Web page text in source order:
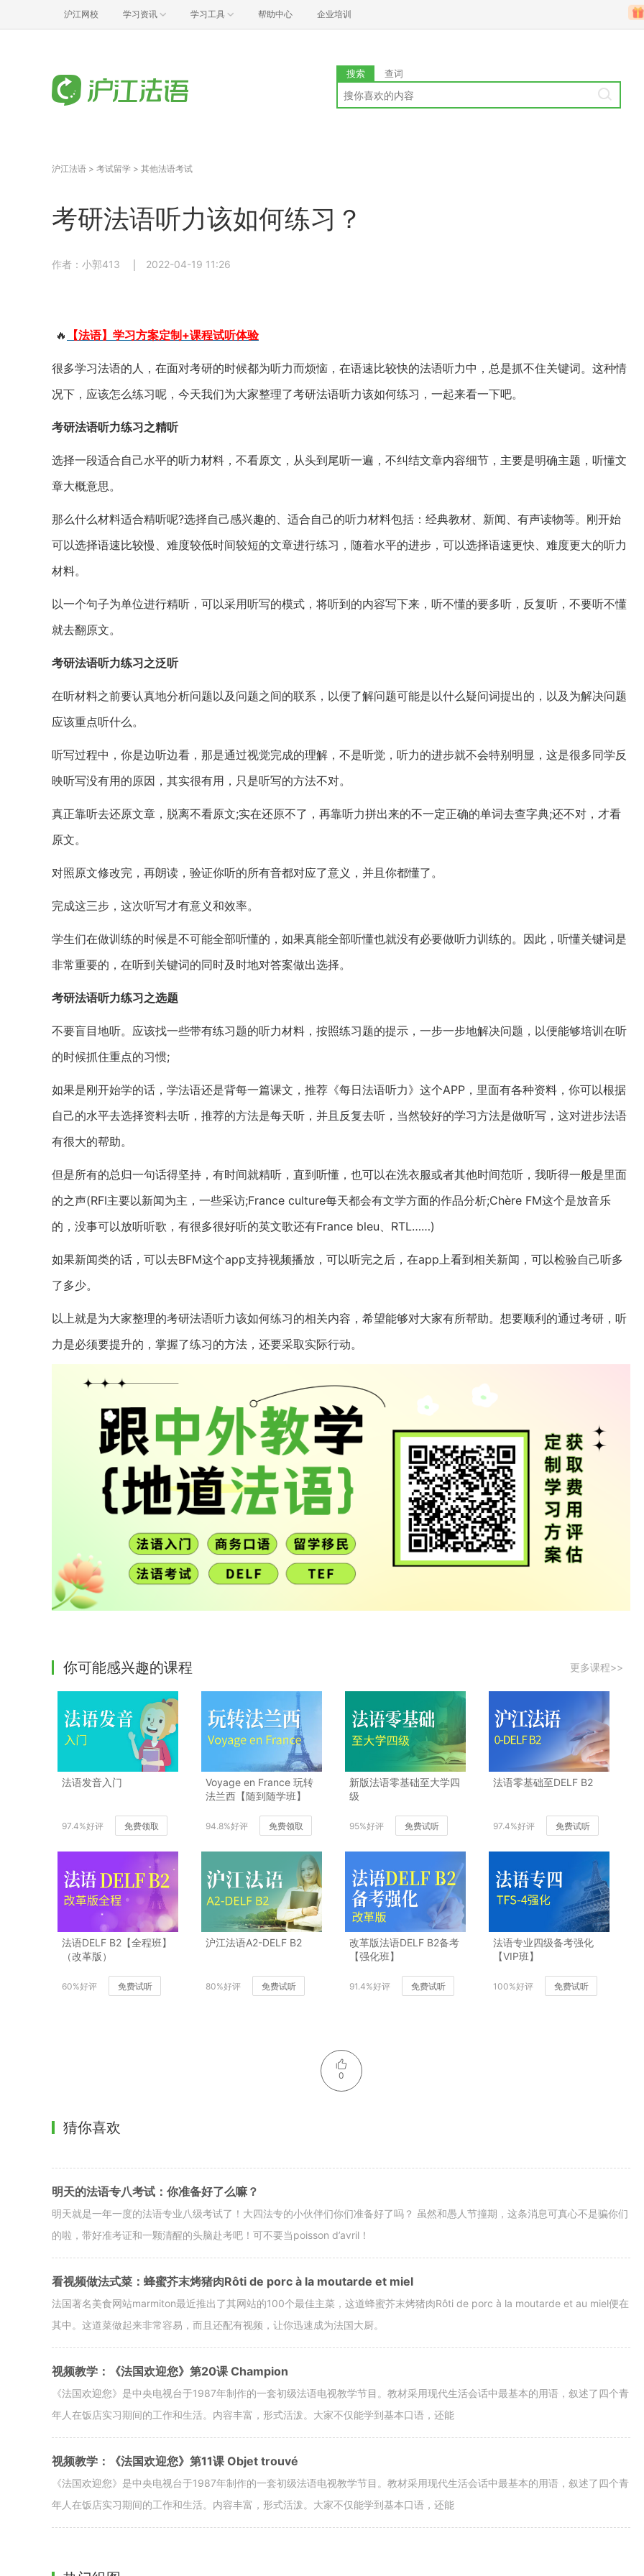
沪江网校 学习资讯 学习工具 帮助中心 企业培训
搜索 查词
沪江法语 > 考试留学 > 其他法语考试
考研法语听力该如何练习？
作者：小郭413 2022-04-19 11:26
🔥 【法语】学习方案定制+课程试听体验
很多学习法语的人，在面对考研的时候都为听力而烦恼，在语速比较快的法语听力中，总是抓不住关键词。这种情
况下，应该怎么练习呢，今天我们为大家整理了考研法语听力该如何练习，一起来看一下吧。
考研法语听力练习之精听
选择一段适合自己水平的听力材料，不看原文，从头到尾听一遍，不纠结文章内容细节，主要是明确主题，听懂文
章大概意思。
那么什么材料适合精听呢?选择自己感兴趣的、适合自己的听力材料包括：经典教材、新闻、有声读物等。刚开始
可以选择语速比较慢、难度较低时间较短的文章进行练习，随着水平的进步，可以选择语速更快、难度更大的听力
材料。
以一个句子为单位进行精听，可以采用听写的模式，将听到的内容写下来，听不懂的要多听，反复听，不要听不懂
就去翻原文。
考研法语听力练习之泛听
在听材料之前要认真地分析问题以及问题之间的联系，以便了解问题可能是以什么疑问词提出的，以及为解决问题
应该重点听什么。
听写过程中，你是边听边看，那是通过视觉完成的理解，不是听觉，听力的进步就不会特别明显，这是很多同学反
映听写没有用的原因，其实很有用，只是听写的方法不对。
真正靠听去还原文章，脱离不看原文;实在还原不了，再靠听力拼出来的不一定正确的单词去查字典;还不对，才看
原文。
对照原文修改完，再朗读，验证你听的所有音都对应了意义，并且你都懂了。
完成这三步，这次听写才有意义和效率。
学生们在做训练的时候是不可能全部听懂的，如果真能全部听懂也就没有必要做听力训练的。因此，听懂关键词是
非常重要的，在听到关键词的同时及时地对答案做出选择。
考研法语听力练习之选题
不要盲目地听。应该找一些带有练习题的听力材料，按照练习题的提示，一步一步地解决问题，以便能够培训在听
的时候抓住重点的习惯;
如果是刚开始学的话，学法语还是背每一篇课文，推荐《每日法语听力》这个APP，里面有各种资料，你可以根据
自己的水平去选择资料去听，推荐的方法是每天听，并且反复去听，当然较好的学习方法是做听写，这对进步法语
有很大的帮助。
但是所有的总归一句话得坚持，有时间就精听，直到听懂，也可以在洗衣服或者其他时间范听，我听得一般是里面
的之声(RFI主要以新闻为主，一些采访;France culture每天都会有文学方面的作品分析;Chère FM这个是放音乐
的，没事可以放听听歌，有很多很好听的英文歌还有France bleu、RTL……)
如果新闻类的话，可以去BFM这个app支持视频播放，可以听完之后，在app上看到相关新闻，可以检验自己听多
了多少。
以上就是为大家整理的考研法语听力该如何练习的相关内容，希望能够对大家有所帮助。想要顺利的通过考研，听
力是必须要提升的，掌握了练习的方法，还要采取实际行动。
你可能感兴趣的课程 更多课程>>
法语发音入门
97.4%好评 免费领取
Voyage en France 玩转
法兰西【随到随学班】
94.8%好评 免费领取
新版法语零基础至大学四
级
95%好评 免费试听
法语零基础至DELF B2
97.4%好评 免费试听
法语DELF B2【全程班】
（改革版）
60%好评 免费试听
沪江法语A2-DELF B2
80%好评 免费试听
改革版法语DELF B2备考
【强化班】
91.4%好评 免费试听
法语专业四级备考强化
【VIP班】
100%好评 免费试听
0
猜你喜欢
明天的法语专八考试：你准备好了么嘛？
明天就是一年一度的法语专业八级考试了！大四法专的小伙伴们你们准备好了吗？ 虽然和愚人节撞期，这条消息可真心不是骗你们
的啦，带好准考证和一颗清醒的头脑赴考吧！可不要当poisson d’avril！
看视频做法式菜：蜂蜜芥末烤猪肉Rôti de porc à la moutarde et miel
法国著名美食网站marmiton最近推出了其网站的100个最佳主菜，这道蜂蜜芥末烤猪肉Rôti de porc à la moutarde et au miel便在
其中。这道菜做起来非常容易，而且还配有视频，让你迅速成为法国大厨。
视频教学：《法国欢迎您》第20课 Champion
《法国欢迎您》是中央电视台于1987年制作的一套初级法语电视教学节目。教材采用现代生活会话中最基本的用语，叙述了四个青
年人在饭店实习期间的工作和生活。内容丰富，形式活泼。大家不仅能学到基本口语，还能
视频教学：《法国欢迎您》第11课 Objet trouvé
《法国欢迎您》是中央电视台于1987年制作的一套初级法语电视教学节目。教材采用现代生活会话中最基本的用语，叙述了四个青
年人在饭店实习期间的工作和生活。内容丰富，形式活泼。大家不仅能学到基本口语，还能